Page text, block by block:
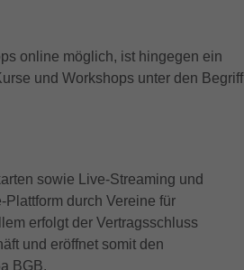
online möglich, ist hingegen ein
und Workshops unter den Begriff
sowie Live-Streaming und
durch Vereine für
erfolgt der Vertragsschluss
und eröffnet somit den
BGB.
Namen die eindeutige
bezieht. Es scheint eine
zu sein, das
von Google auf
Traffic-Aufkommen
zu begrenzen.